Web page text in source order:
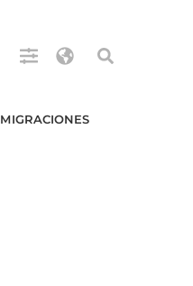
MIGRACIONES